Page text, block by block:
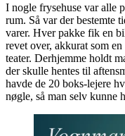
I nogle frysehuse var alle
rum. Så var der bestemte
varer. Hver pakke fik en
revet over, akkurat som
teater. Derhjemme holdt
der skulle hentes til
havde de 20 boks-lejere
nøgle, så man selv kunne